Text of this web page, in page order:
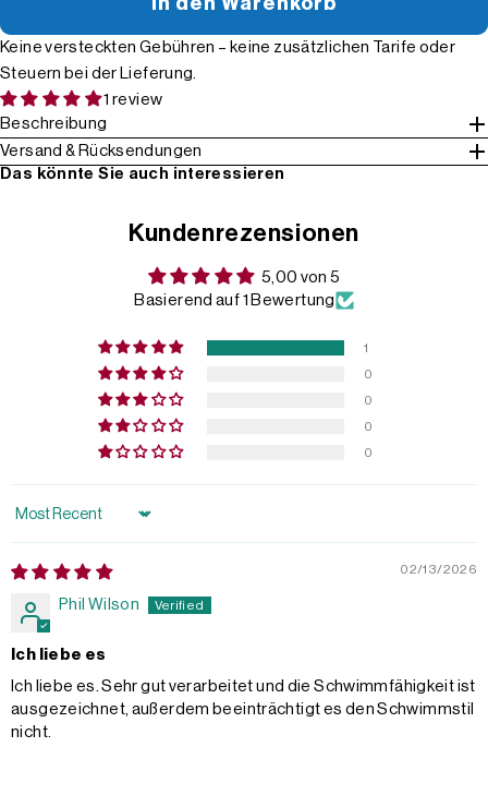
Keine versteckten Gebühren – keine zusätzlichen Tarife oder
Steuern bei der Lieferung.
1 review
Beschreibung
Versand & Rücksendungen
Das könnte Sie auch interessieren
Kundenrezensionen
5,00 von 5
Basierend auf 1 Bewertung
1
0
0
0
0
Sort by
02/13/2026
Phil Wilson
Ich liebe es
Ich liebe es. Sehr gut verarbeitet und die Schwimmfähigkeit ist
ausgezeichnet, außerdem beeinträchtigt es den Schwimmstil
nicht.